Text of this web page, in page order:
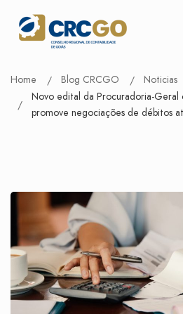
Home Blog CRCGO
Noticias
Novo edital da Procuradoria-Geral
promove negociações de débitos